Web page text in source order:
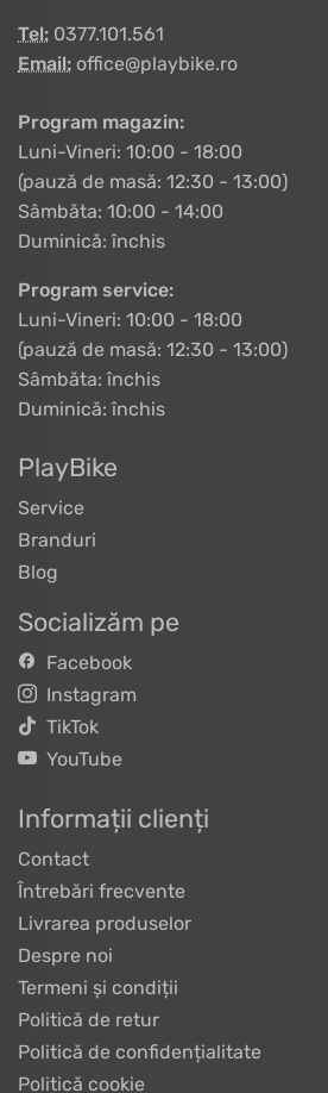
Tel: 0377.101.561
Email: office@playbike.ro
Program magazin:
Luni-Vineri: 10:00 - 18:00
(pauză de masă: 12:30 - 13:00)
Sâmbăta: 10:00 - 14:00
Duminică: închis
Program service:
Luni-Vineri: 10:00 - 18:00
(pauză de masă: 12:30 - 13:00)
Sâmbăta: închis
Duminică: închis
PlayBike
Service
Branduri
Blog
Socializăm pe
Facebook
Instagram
TikTok
YouTube
Informații clienți
Contact
Întrebări frecvente
Livrarea produselor
Despre noi
Termeni și condiții
Politică de retur
Politică de confidențialitate
Politică cookie